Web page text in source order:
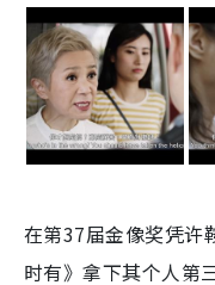
在第37届金像奖凭许
时有》拿下其个人第